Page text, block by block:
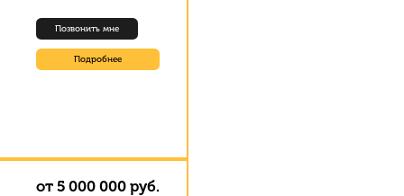
Позвонить мне
Подробнее
от 5 000 000 руб.